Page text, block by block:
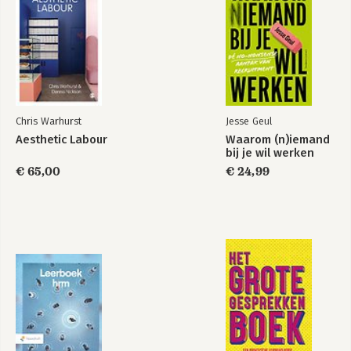
Chris Warhurst
Aesthetic Labour
€ 65,00
Jesse Geul
Waarom (n)iemand
bij je wil werken
€ 24,99